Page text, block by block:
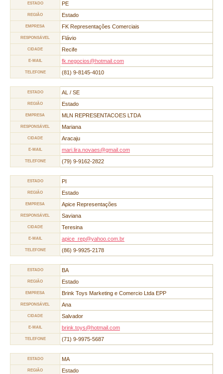
ESTADO PE
REGIÃO Estado
EMPRESA FK Representações Comerciais
RESPONSÁVEL Flávio
CIDADE Recife
E-MAIL fk.negocios@hotmail.com
TELEFONE (81) 9-8145-4010
ESTADO AL / SE
REGIÃO Estado
EMPRESA MLN REPRESENTACOES LTDA
RESPONSÁVEL Mariana
CIDADE Aracaju
E-MAIL mari.lira.novaes@gmail.com
TELEFONE (79) 9-9162-2822
ESTADO PI
REGIÃO Estado
EMPRESA Apice Representações
RESPONSÁVEL Saviana
CIDADE Teresina
E-MAIL apice_rep@yahoo.com.br
TELEFONE (86) 9-9925-2178
ESTADO BA
REGIÃO Estado
EMPRESA Brink Toys Marketing e Comercio Ltda EPP
RESPONSÁVEL Ana
CIDADE Salvador
E-MAIL brink.toys@hotmail.com
TELEFONE (71) 9-9975-5687
ESTADO MA
REGIÃO Estado